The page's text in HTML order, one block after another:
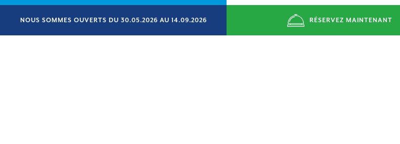
NOUS SOMMES OUVERTS DU 30.05.2026 AU 14.09.2026 RÉSERVEZ MAINTENANT